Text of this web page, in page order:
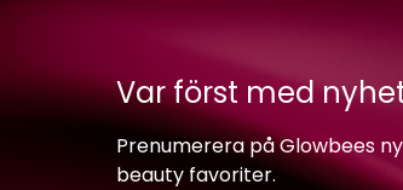
Var först med
Prenumerera på Glowbees
beauty favoriter.